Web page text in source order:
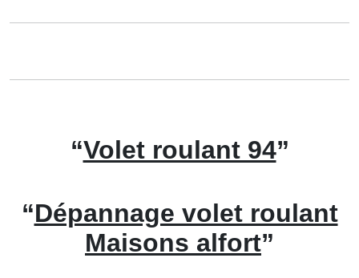
“Volet roulant 94”
“Dépannage volet roulant
Maisons alfort”